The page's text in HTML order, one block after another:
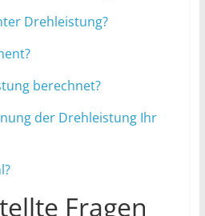
Drehleistung?
berechnet?
der Drehleistung Ihr
Fragen